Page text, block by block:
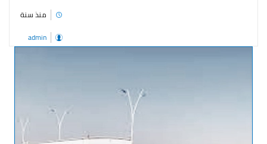
منذ سنة
admin